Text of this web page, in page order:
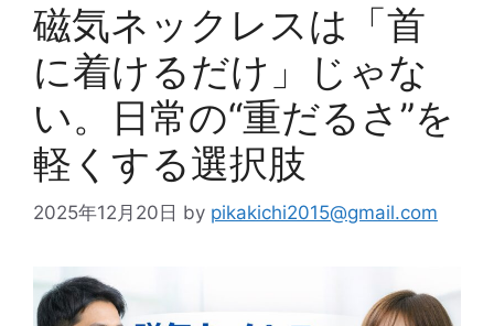
磁気ネックレスは「首
に着けるだけ」じゃな
い。日常の“重だるさ”を
軽くする選択肢
2025年12月20日 by pikakichi2015@gmail.com